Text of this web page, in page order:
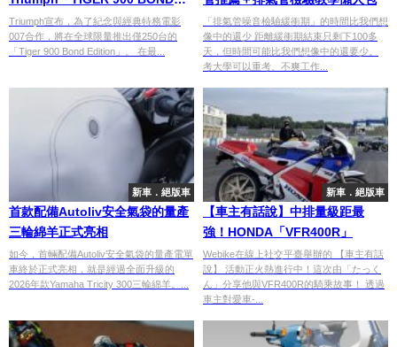
EDITION」
Triumph宣布，為了紀念與經典特務電影
007合作，將在全球限量推出僅250台的
「Tiger 900 Bond Edition」。 在最...
「排氣管噪音檢驗緩衝期」的時間比我們想
像中的還少 距離緩衝期結束只剩下100多
天，但時間可能比我們想像中的還要少。
考大學可以重考、不爽工作...
新車．絕版車
首款配備Autoliv安全氣袋的量產
三輪綿羊正式亮相
如今，首輛配備Autoliv安全氣袋的量產電單
車終於正式亮相，就是經過全面升級的
2026年款Yamaha Tricity 300三輪綿羊。...
新車．絕版車
【車主有話說】中排量級距最
強！HONDA「VFR400R」
Webike在線上社交平臺舉辦的 【車主有話
說】 活動正火熱進行中！這次由「たっく
ん」分享他與VFR400R的騎乘故事！ 透過
車主對愛車-...